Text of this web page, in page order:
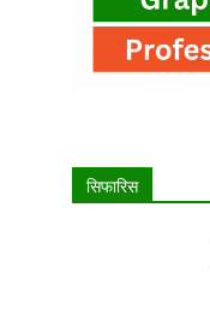
सिफारिस